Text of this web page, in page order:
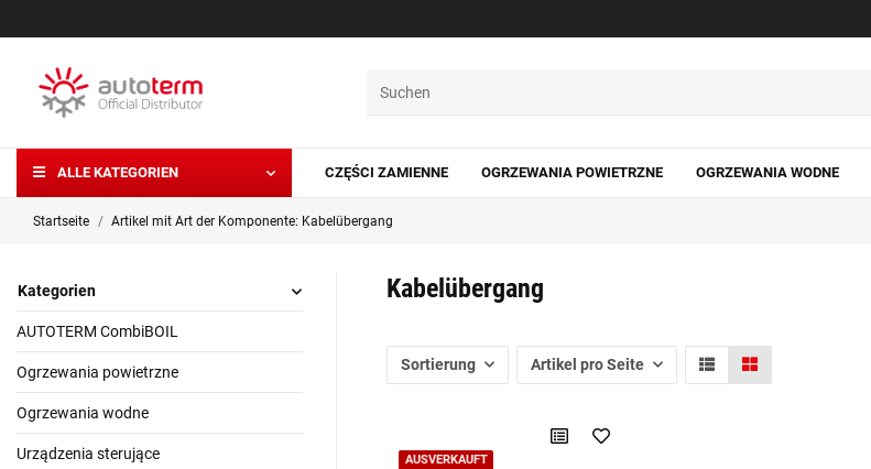
ALLE KATEGORIEN CZĘŚCI ZAMIENNE OGRZEWANIA POWIETRZNE OGRZEWANIA WODNE
Startseite Artikel mit Art der Komponente: Kabelübergang
Kabelübergang
Sortierung Artikel pro Seite
AUSVERKAUFT
Kategorien
AUTOTERM CombiBOIL
Ogrzewania powietrzne
Ogrzewania wodne
Urządzenia sterujące